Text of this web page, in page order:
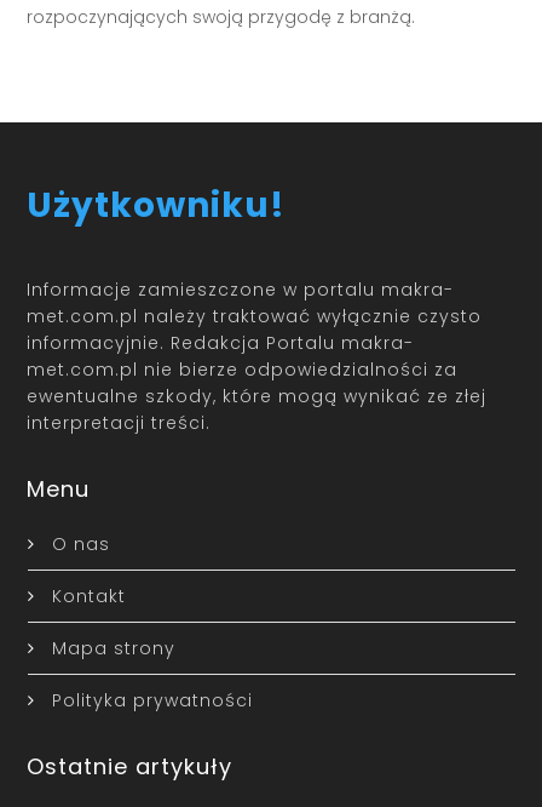
rozpoczynających swoją przygodę z branżą.
Użytkowniku!
Informacje zamieszczone w portalu makra-
met.com.pl należy traktować wyłącznie czysto
informacyjnie. Redakcja Portalu makra-
met.com.pl nie bierze odpowiedzialności za
ewentualne szkody, które mogą wynikać ze złej
interpretacji treści.
Menu
O nas
Kontakt
Mapa strony
Polityka prywatności
Ostatnie artykuły